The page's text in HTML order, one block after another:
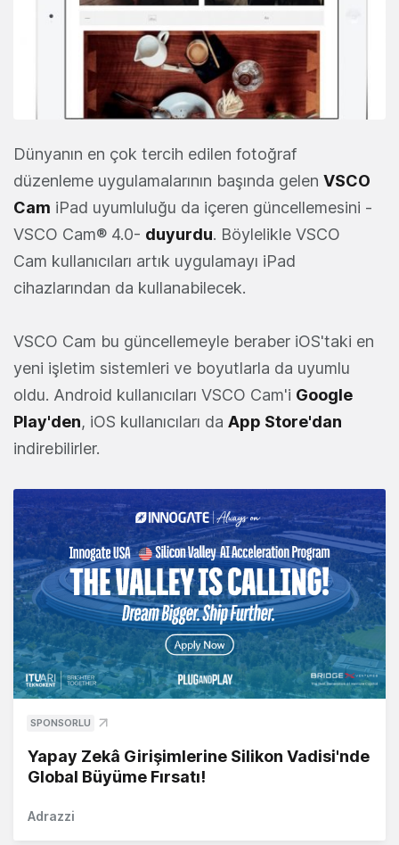
Dünyanın en çok tercih edilen fotoğraf
düzenleme uygulamalarının başında gelen VSCO
Cam iPad uyumluluğu da içeren güncellemesini -
VSCO Cam® 4.0- duyurdu. Böylelikle VSCO
Cam kullanıcıları artık uygulamayı iPad
cihazlarından da kullanabilecek.
VSCO Cam bu güncellemeyle beraber iOS'taki en
yeni işletim sistemleri ve boyutlarla da uyumlu
oldu. Android kullanıcıları VSCO Cam'i Google
Play'den, iOS kullanıcıları da App Store'dan
indirebilirler.
SPONSORLU
Yapay Zekâ Girişimlerine Silikon Vadisi'nde
Global Büyüme Fırsatı!
Adrazzi